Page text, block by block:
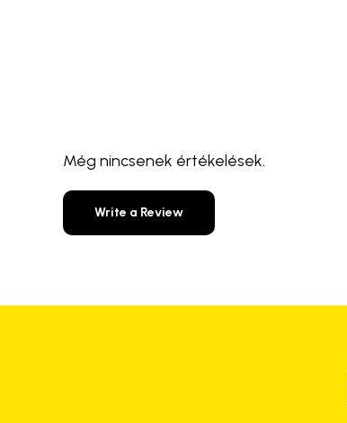
Még nincsenek értékelések.
Write a Review